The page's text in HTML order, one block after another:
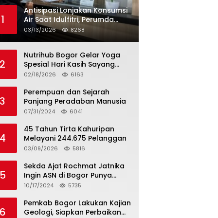
1
Antisipasi Lonjakan Konsumsi
Air Saat Idulfitri, Perumda
Tirta Kahuripan Berlakukan
Status Siaga Lebaran
03/13/2026 8268
2
Nutrihub Bogor Gelar Yoga
Spesial Hari Kasih Sayang
Sekaligus Luncurkan
Golden Ube
02/18/2026 6163
3
Perempuan dan Sejarah
Panjang Peradaban Manusia
07/31/2024 6041
45 Tahun Tirta Kahuripan
Melayani 244.675 Pelanggan
03/09/2026 5816
Sekda Ajat Rochmat Jatnika
Ingin ASN di Bogor Punya
Kualitas
10/17/2024 5735
Pemkab Bogor Lakukan Kajian
Geologi, Siapkan Perbaikan